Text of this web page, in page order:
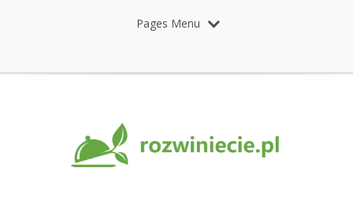
Pages Menu